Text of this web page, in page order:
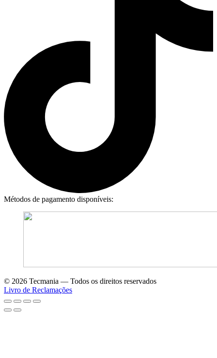
Métodos de pagamento disponíveis:
© 2026 Tecmania — Todos os direitos reservados
Livro de Reclamações